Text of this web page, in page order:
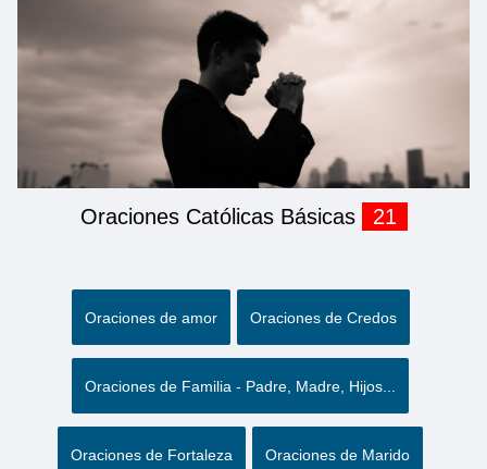
Oraciones Católicas Básicas 21
Oraciones de amor Oraciones de Credos
Oraciones de Familia - Padre, Madre, Hijos...
Oraciones de Fortaleza Oraciones de Marido